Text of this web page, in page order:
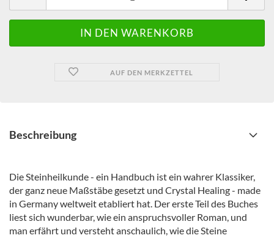
AUF DEN MERKZETTEL
Beschreibung
Die Steinheilkunde - ein Handbuch ist ein wahrer Klassiker,
der ganz neue Maßstäbe gesetzt und Crystal Healing - made
in Germany weltweit etabliert hat. Der erste Teil des Buches
liest sich wunderbar, wie ein anspruchsvoller Roman, und
man erfährt und versteht anschaulich, wie die Steine